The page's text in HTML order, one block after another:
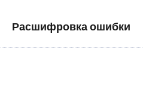
Расшифровка ошибки